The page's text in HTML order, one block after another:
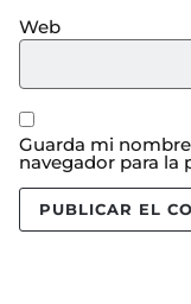
Web
Guarda mi
navegador para la